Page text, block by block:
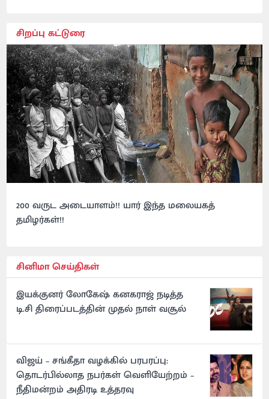
சிறப்பு கட்டுரை
200 வருட அடையாளம்!! யார் இந்த மலையகத்
தமிழர்கள்!!
சினிமா செய்திகள்
இயக்குனர் லோகேஷ் கனகராஜ் நடித்த
டி.சி திரைப்படத்தின் முதல் நாள் வசூல்
விஜய் – சங்கீதா வழக்கில் பரபரப்பு:
தொடர்பில்லாத நபர்கள் வெளியேற்றம் –
நீதிமன்றம் அதிரடி உத்தரவு